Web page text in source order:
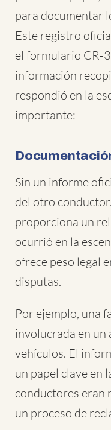
para documentar
Este registro
el formulario CR-
información
respondió en la
importante:
Sin un informe
del otro
proporciona un
ocurrió en la
ofrece peso legal
disputas.
Por ejemplo, una
involucrada en un
vehículos. El
un papel clave en
conductores eran
un proceso de